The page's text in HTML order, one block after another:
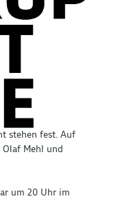
stehen fest. Auf
Olaf Mehl und
um 20 Uhr im